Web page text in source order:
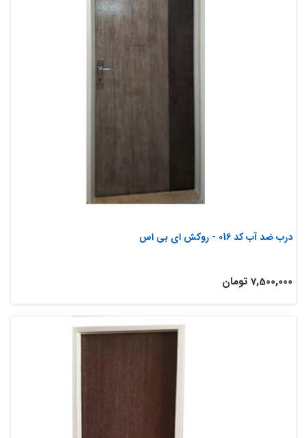
درب ضد آب کد 016 - روکش ای بی اس
7,500,000 تومان